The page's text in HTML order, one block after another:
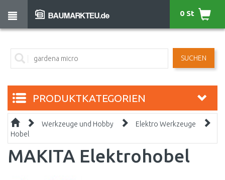
SUCHEN
0 St
PRODUKTKATEGORIEN
Werkzeuge und Hobby
Elektro Werkzeuge
Hobel
MAKITA Elektrohobel